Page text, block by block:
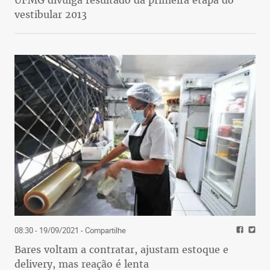
vestibular 2013
08:30 - 19/09/2021 - Compartilhe
Bares voltam a contratar, ajustam estoque e
delivery, mas reação é lenta